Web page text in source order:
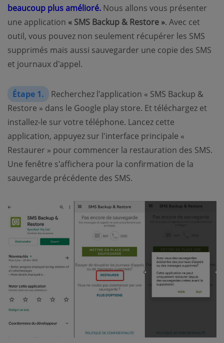
beaucoup plus amélioré. Nous allons vous présenter
une application « SMS Backup & Restore ». Avec cet
outil, vous pouvez non seulement récupérer les SMS
supprimés mais aussi sauvegarder une copie des SMS
et journaux d'appel.
Étape 1.
Recherchez l'application « SMS Backup &
Restore » dans le Google play store. Et téléchargez et
installez-le sur votre téléphone. Lancez cette
application, appuyez sur l'interface principale «
Restaurer » pour commencer la restauration des SMS.
Une fenêtre s'affichera pour la confirmation de la
sauvegarde précédente des SMS.